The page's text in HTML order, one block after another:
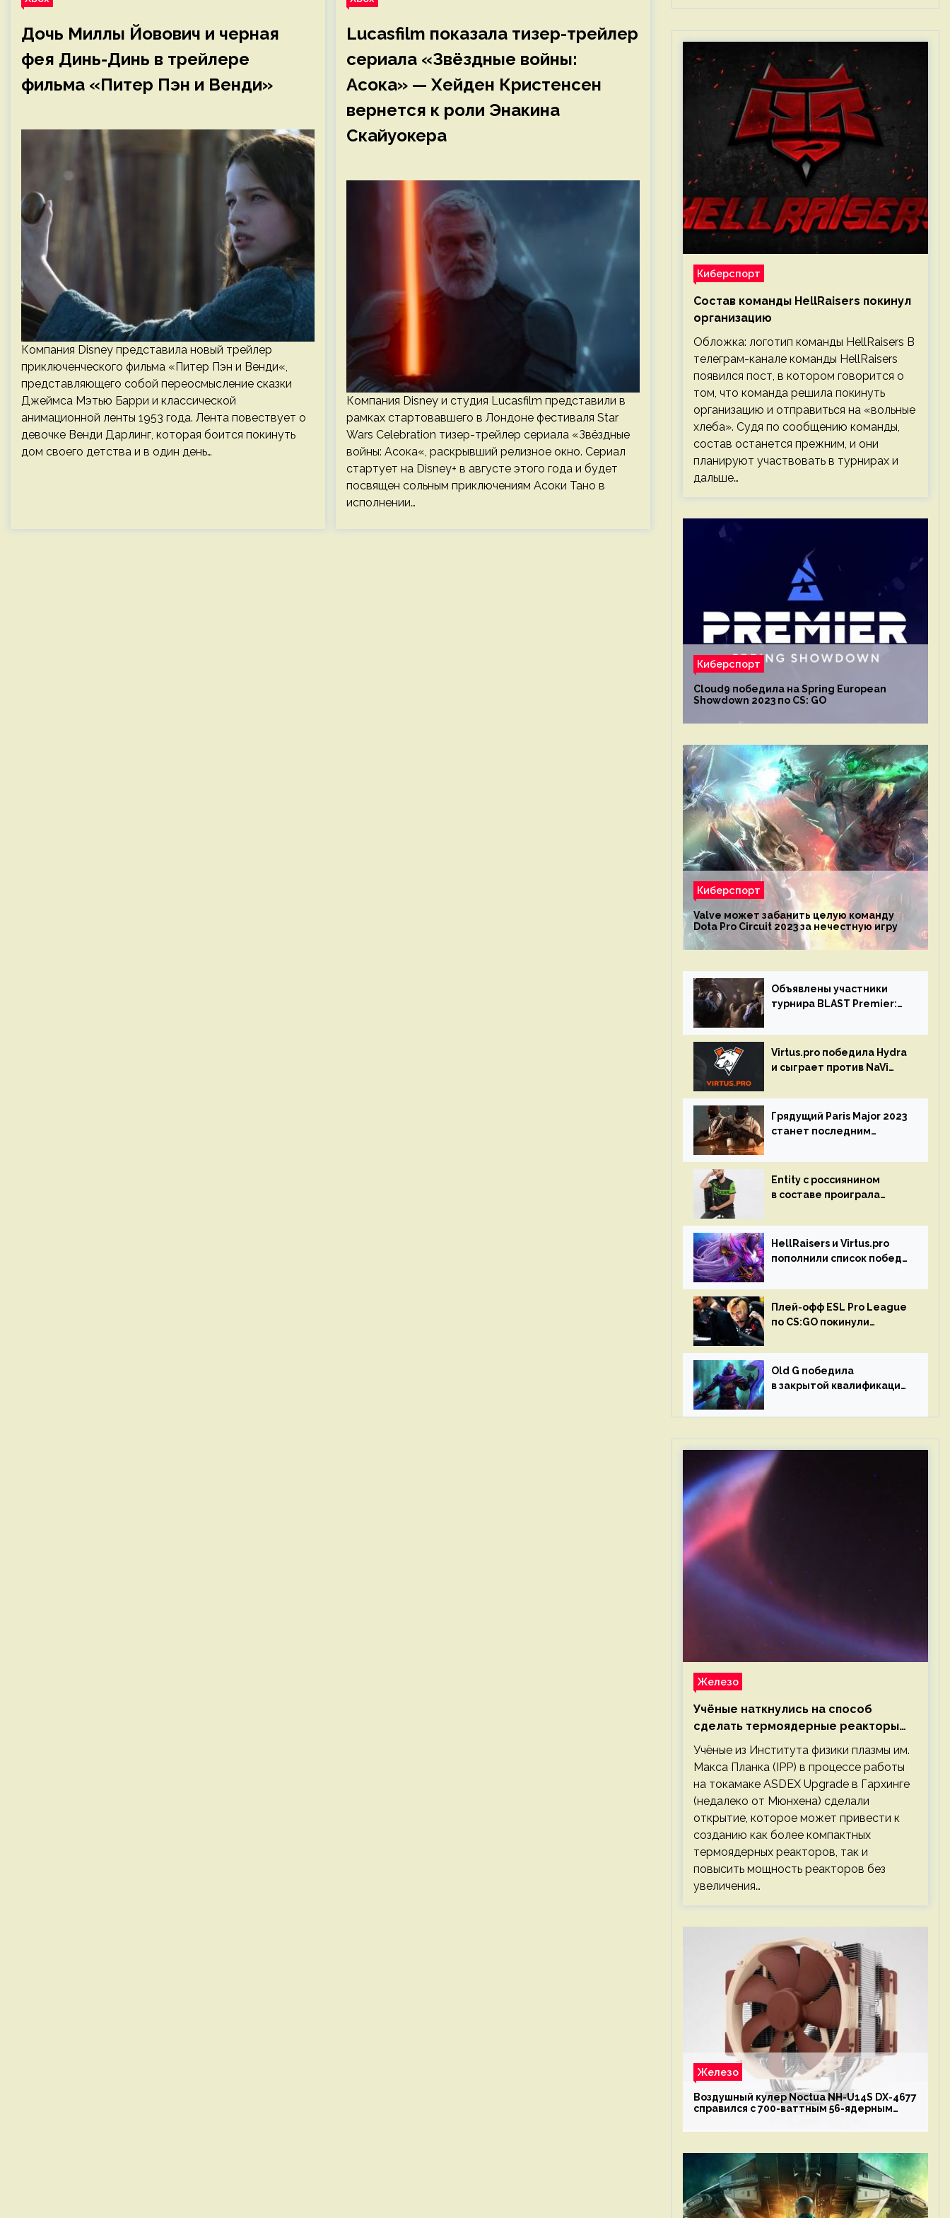
Дочь Миллы Йовович и черная
фея Динь-Динь в трейлере
фильма «Питер Пэн и Венди»
Компания Disney представила новый трейлер
приключенческого фильма «Питер Пэн и Венди«,
представляющего собой переосмысление сказки
Джеймса Мэтью Барри и классической
анимационной ленты 1953 года. Лента повествует о
девочке Венди Дарлинг, которая боится покинуть
дом своего детства и в один день…
Lucasfilm показала тизер-трейлер
сериала «Звёздные войны:
Асока» — Хейден Кристенсен
вернется к роли Энакина
Скайуокера
Компания Disney и студия Lucasfilm представили в
рамках стартовавшего в Лондоне фестиваля Star
Wars Celebration тизер-трейлер сериала «Звёздные
войны: Асока«, раскрывший релизное окно. Сериал
стартует на Disney+ в августе этого года и будет
посвящен сольным приключениям Асоки Тано в
исполнении…
Киберспорт
Состав команды HellRaisers покинул
организацию
Обложка: логотип команды HellRaisers В
телеграм-канале команды HellRaisers
появился пост, в котором говорится о
том, что команда решила покинуть
организацию и отправиться на «вольные
хлеба». Судя по сообщению команды,
состав останется прежним, и они
планируют участвовать в турнирах и
дальше…
Киберспорт
Cloud9 победила на Spring European
Showdown 2023 по CS: GO
Киберспорт
Valve может забанить целую команду
Dota Pro Circuit 2023 за нечестную игру
Объявлены участники
турнира BLAST Premier:
Virtus.pro победила Hydra
и сыграет против NaVi
Circuit
Грядущий Paris Major 2023
станет последним
GO
Entity с россиянином
в составе проиграла
Circuit 2023
HellRaisers и Virtus.pro
пополнили список побед
Плей-офф ESL Pro League
по CS:GO покинули
Old G победила
в закрытой квалификации
Западной Европы
Железо
Учёные наткнулись на способ
сделать термоядерные реакторы
более компактными или мощными
Учёные из Института физики плазмы им.
Макса Планка (IPP) в процессе работы
на токамаке ASDEX Upgrade в Гархинге
(недалеко от Мюнхена) сделали
открытие, которое может привести к
созданию как более компактных
термоядерных реакторов, так и
повысить мощность реакторов без
увеличения…
Железо
Воздушный кулер Noctua NH-U14S DX-4677
справился с 700-ваттным 56-ядерным